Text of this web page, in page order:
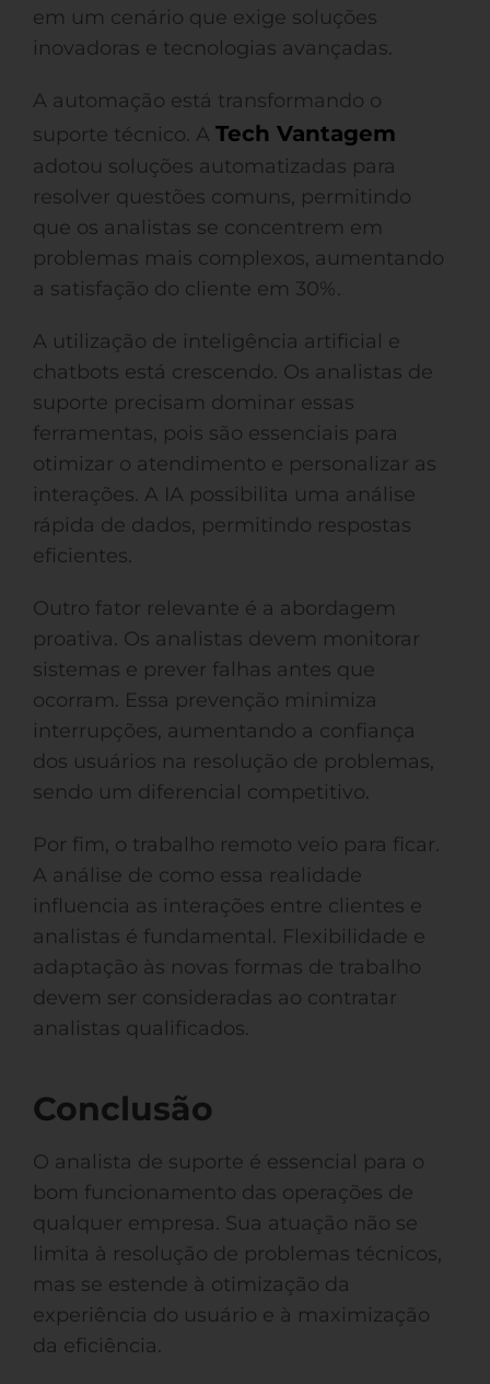
em um cenário que exige soluções
inovadoras e tecnologias avançadas.
A automação está transformando o
suporte técnico. A Tech Vantagem
adotou soluções automatizadas para
resolver questões comuns, permitindo
que os analistas se concentrem em
problemas mais complexos, aumentando
a satisfação do cliente em 30%.
A utilização de inteligência artificial e
chatbots está crescendo. Os analistas de
suporte precisam dominar essas
ferramentas, pois são essenciais para
otimizar o atendimento e personalizar as
interações. A IA possibilita uma análise
rápida de dados, permitindo respostas
eficientes.
Outro fator relevante é a abordagem
proativa. Os analistas devem monitorar
sistemas e prever falhas antes que
ocorram. Essa prevenção minimiza
interrupções, aumentando a confiança
dos usuários na resolução de problemas,
sendo um diferencial competitivo.
Por fim, o trabalho remoto veio para ficar.
A análise de como essa realidade
influencia as interações entre clientes e
analistas é fundamental. Flexibilidade e
adaptação às novas formas de trabalho
devem ser consideradas ao contratar
analistas qualificados.
Conclusão
O analista de suporte é essencial para o
bom funcionamento das operações de
qualquer empresa. Sua atuação não se
limita à resolução de problemas técnicos,
mas se estende à otimização da
experiência do usuário e à maximização
da eficiência.